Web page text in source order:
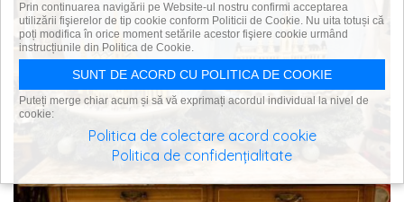
Prin continuarea navigării pe Website-ul nostru confirmi acceptarea
utilizării fişierelor de tip cookie conform Politicii de Cookie. Nu uita totuși că
poți modifica în orice moment setările acestor fişiere cookie urmând
instrucțiunile din Politica de Cookie.
SUNT DE ACORD CU POLITICA DE COOKIE
Puteți merge chiar acum și să vă exprimați acordul individual la nivel de
cookie:
Politica de colectare acord cookie
Politica de confidențialitate